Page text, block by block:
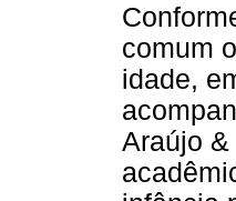
comum
idade,
Araújo